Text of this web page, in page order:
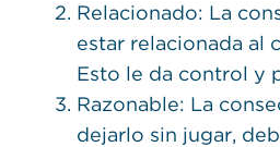
Relacionado: La
estar relacionada al
Esto le da control y
Razonable: La
dejarlo sin jugar,